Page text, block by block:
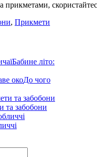
, Прикмети
Бабине літо:
До чого
та забобони